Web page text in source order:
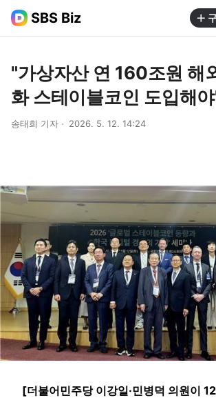
SBS Biz
"가상자산 연 160조원 해
화 스테이블코인 도입해
송태희 기자 2026. 5. 12. 14:24
[더불어민주당 이강일·민병덕 의원이